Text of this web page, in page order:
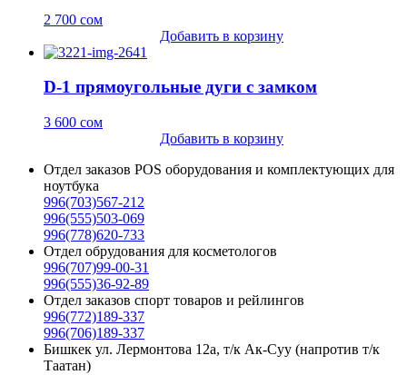
2 700 сом
Добавить в корзину
D-1 прямоугольные дуги с замком
3 600 сом
Добавить в корзину
Отдел заказов POS оборудования и комплектующих для
ноутбука
996(703)567-212
996(555)503-069
996(778)620-733
Отдел обрудования для косметологов
996(707)99-00-31
996(555)36-92-89
Отдел заказов спорт товаров и рейлингов
996(772)189-337
996(706)189-337
Бишкек ул. Лермонтова 12а, т/к Ак-Суу (напротив т/к
Таатан)